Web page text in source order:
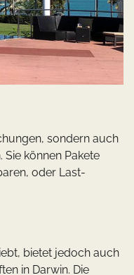
sondern auch
können Pakete
oder Last-
bietet jedoch auch
in Darwin. Die